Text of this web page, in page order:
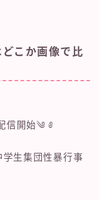
こか画像で比
信開始༄ ༅
生集団性暴行事